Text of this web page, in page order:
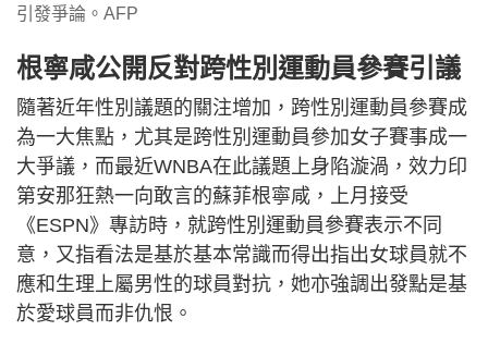
引發爭論。AFP
根寧咸公開反對跨性別運動員參賽引議
隨著近年性別議題的關注增加，跨性別運動員參賽成
為一大焦點，尤其是跨性別運動員參加女子賽事成一
大爭議，而最近WNBA在此議題上身陷漩渦，效力印
第安那狂熱一向敢言的蘇菲根寧咸，上月接受
《ESPN》專訪時，就跨性別運動員參賽表示不同
意，又指看法是基於基本常識而得出指出女球員就不
應和生理上屬男性的球員對抗，她亦強調出發點是基
於愛球員而非仇恨。